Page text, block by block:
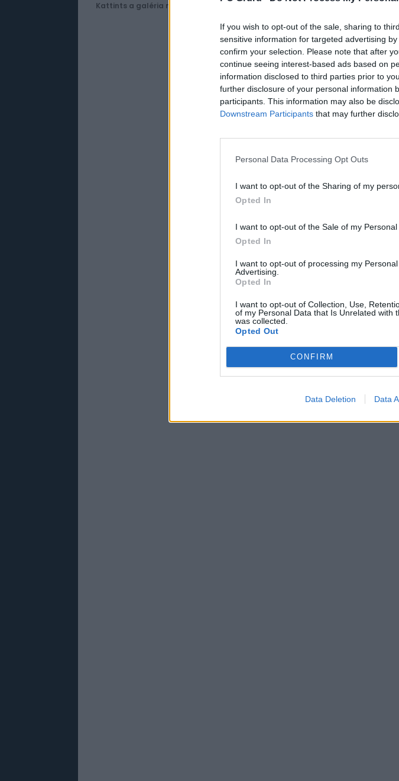
If you wish to opt-out of the sale, sharing to
sensitive information for targeted advertising
confirm your selection. Please note that after
continue seeing interest-based ads based on
information disclosed to third parties prior to
further disclosure of your personal information
participants. This information may also be
Downstream Participants that may further
Personal Data Processing Opt Outs
I want to opt-out of the Sharing of my
Opted In
I want to opt-out of the Sale of my Personal
Opted In
I want to opt-out of processing my
Advertising.
Opted In
I want to opt-out of Collection, Use,
of my Personal Data that Is Unrelated with
was collected.
Opted Out
CONFIRM
Data Deletion Data
Kattints a galéria megtekintéséhez!